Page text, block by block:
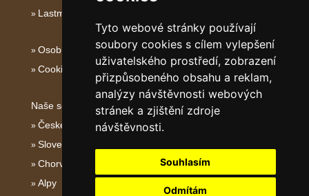
Tyto webové stránky používají
soubory cookies s cílem vylepšení
uživatelského prostředí, zobrazení
přizpůsobeného obsahu a reklam,
analýzy návštěvnosti webových
stránek a zjištění zdroje
návštěvnosti.
Souhlasím
Odmítám
Lastminute Dalmácie
Osobní údaje
Cookies
Naše servery:
České hory
Slovenské hory
Chorvatsko
Alpy